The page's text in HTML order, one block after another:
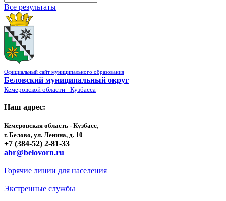
Все результаты
Официальный сайт муниципального образования
Беловский муниципальный округ
Кемеровской области - Кузбасса
Наш адрес:
Кемеровская область - Кузбасс,
г. Белово, ул. Ленина, д. 10
+7 (384-52) 2-81-33
abr@belovorn.ru
Горячие линии для населения
Экстренные службы